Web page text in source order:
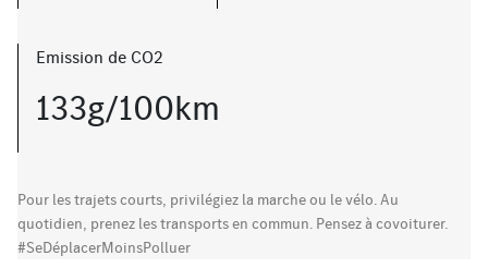
Emission de CO2
133g/100km
Pour les trajets courts, privilégiez la marche ou le vélo. Au
quotidien, prenez les transports en commun. Pensez à covoiturer.
#SeDéplacerMoinsPolluer